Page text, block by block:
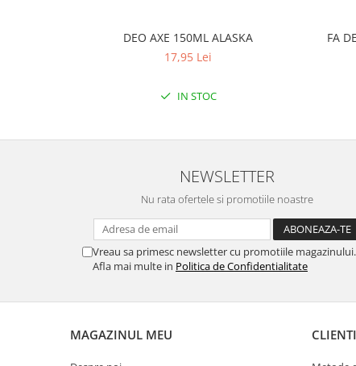
DEO AXE 150ML ALASKA
17,95 Lei
IN STOC
FA
NEWSLETTER
Nu rata ofertele si promotiile noastre
Vreau sa primesc newsletter cu promotiile magazinului.
Afla mai multe in Politica de Confidentialitate
MAGAZINUL MEU CLIENTI